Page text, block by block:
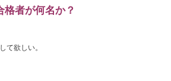
者が何名か？
て欲しい。